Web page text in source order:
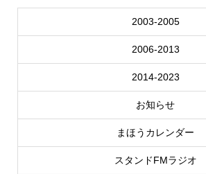
2003-2005
2006-2013
2014-2023
お知らせ
まほうカレンダー
スタンドFMラジオ